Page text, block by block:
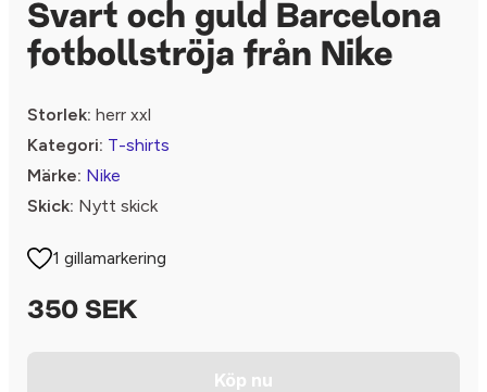
Svart och guld Barcelona
fotbollströja från Nike
Storlek: herr xxl
Kategori: T-shirts
Märke: Nike
Skick: Nytt skick
1 gillamarkering
350 SEK
Köp nu